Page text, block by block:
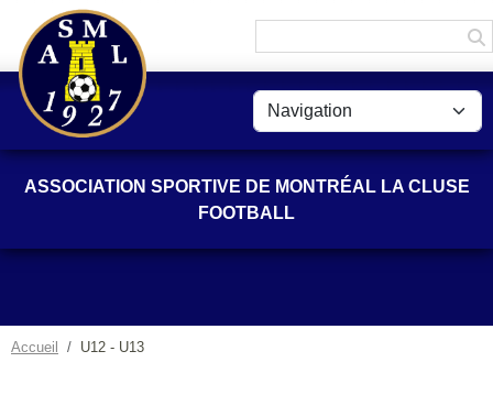
ASSOCIATION SPORTIVE DE MONTRÉAL LA CLUSE
FOOTBALL
Accueil U12 - U13
Panneau de gestion des cookies